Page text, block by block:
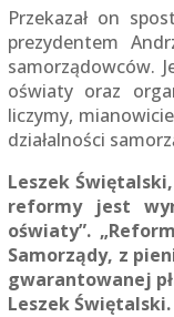
Przekazał on
prezydentem
samorządowców.
oświaty oraz
liczymy,
działalności
Leszek
reformy jest
oświaty”.
Samorządy, z
gwarantowanej
Leszek Świętalski.